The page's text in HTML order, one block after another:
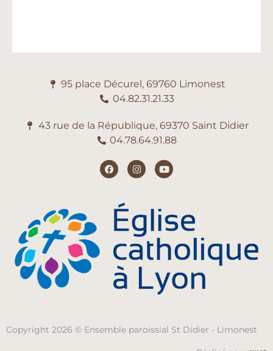
95 place Décurel, 69760 Limonest
04.82.31.21.33
43 rue de la République, 69370 Saint Didier
04.78.64.91.88
Copyright 2026 © Ensemble paroissial St Didier - Limonest